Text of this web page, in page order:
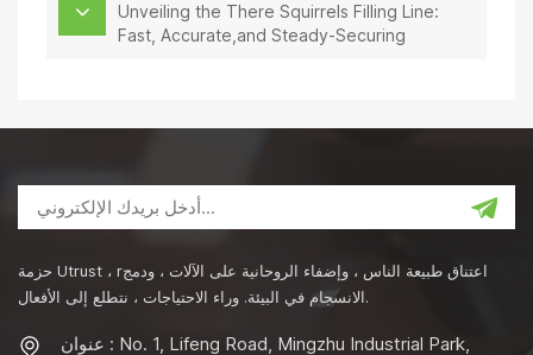
Unveiling the There Squirrels Filling Line:
Fast, Accurate,and Steady-Securing
حزمة Utrust ، rاعتناق طبيعة الناس ، وإضفاء الروحانية على الآلات ، ودمج
الانسجام في البيئة. وراء الاحتياجات ، نتطلع إلى الأفعال.
عنوان : No. 1, Lifeng Road, Mingzhu Industrial Park,